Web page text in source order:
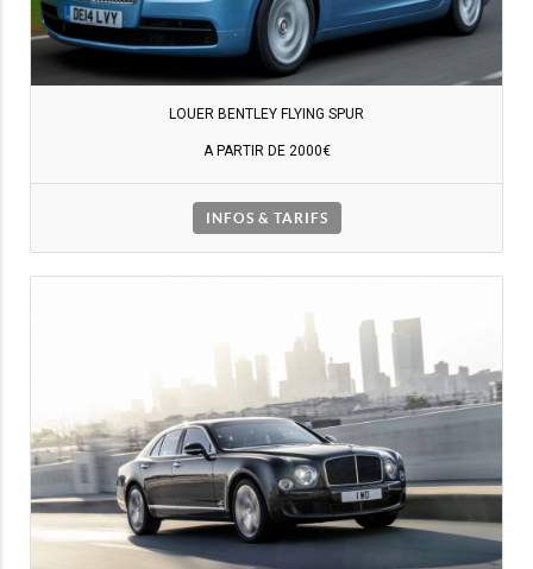
LOUER BENTLEY FLYING SPUR
A PARTIR DE 2000€
INFOS & TARIFS